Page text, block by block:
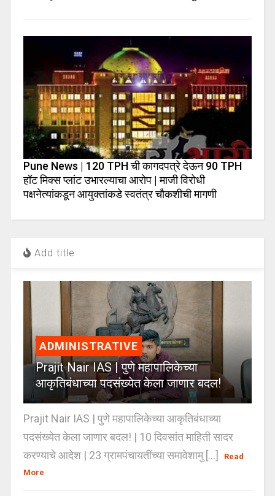
Pune News | 120 TPH ची कागदपत्रे देऊन 90 TPH
हॉट मिक्स प्लांट उभारल्याचा आरोप | माजी विरोधी
पक्षनेत्यांकडून आयुक्तांकडे स्वतंत्र चौकशीची मागणी
Add title
ADMINISTRATIVE
Prajit Nair IAS | पुणे महापालिकेच्या
आकृतिबंधाच्या पदसंख्येत केला जाणार बदल!
Prajit Nair IAS | पुणे महापालिकेच्या आकृतिबंधाच्या
पदसंख्येत केला जाणार बदल! | 10 दिवसांत माहिती सादर
करण्याचे आदेश | 23 ग्रामपंचायतींच्या समावेशामु [...]
Read
More